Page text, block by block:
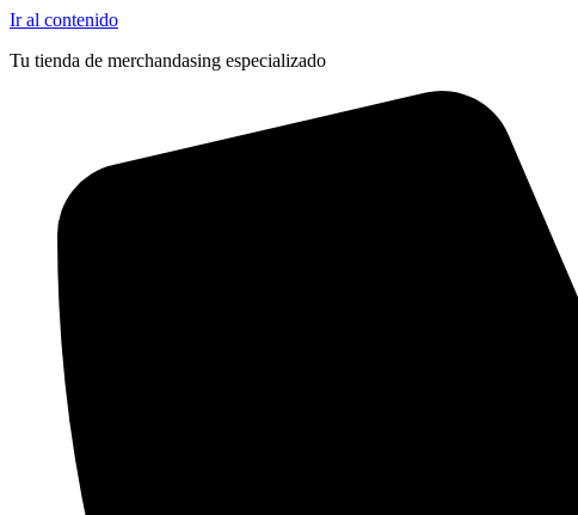
Ir al contenido
Tu tienda de merchandasing especializado